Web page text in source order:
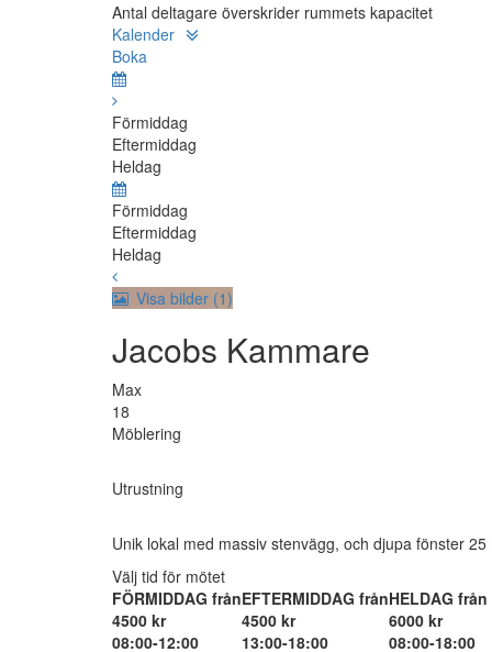
Antal deltagare överskrider rummets kapacitet
Kalender
Boka
Förmiddag
Eftermiddag
Heldag
Förmiddag
Eftermiddag
Heldag
Visa bilder (1)
Jacobs Kammare
Max
18
Möblering
Utrustning
Unik lokal med massiv stenvägg, och djupa fönster 25
Välj tid för mötet
FÖRMIDDAG från
4500 kr
08:00-12:00
EFTERMIDDAG från
4500 kr
13:00-18:00
HELDAG från
6000 kr
08:00-18:00